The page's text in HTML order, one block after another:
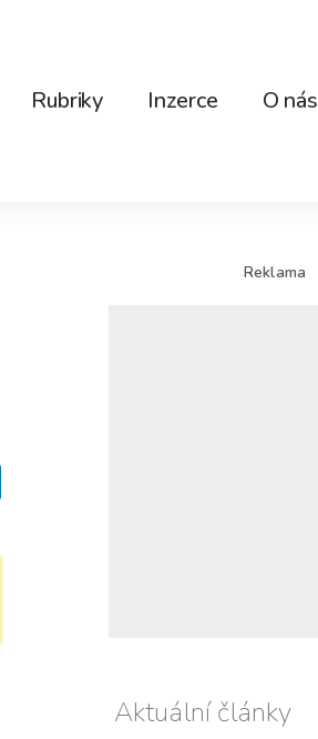
Rubriky Inzerce O nás
Reklama
Aktuální články